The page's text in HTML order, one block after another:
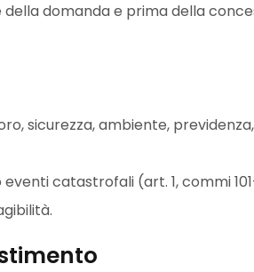
domanda e prima della
sicurezza, ambiente,
catastrofali (art. 1, commi 101-